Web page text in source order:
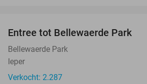
Entree tot Bellewaerde Park
Bellewaerde Park
Ieper
Verkocht: 2.287